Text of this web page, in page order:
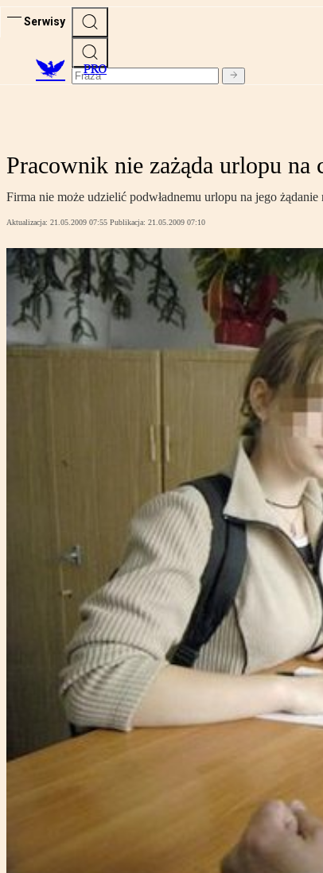
Serwisy
PRO
Pracownik nie zażąda urlopu na
Firma nie może udzielić podwładnemu urlopu na jego
Aktualizacja: 21.05.2009 07:55 Publikacja: 21.05.2009 07:10